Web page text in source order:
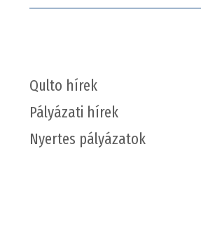
Qulto hírek
Pályázati hírek
Nyertes pályázatok